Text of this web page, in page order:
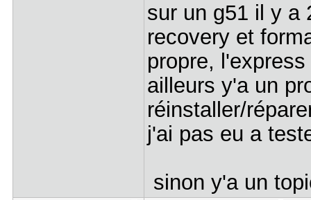
sur un g51 il y a
recovery et
propre,
ailleurs y'a un
réinstaller/
j'ai pas eu a
sinon y'a un